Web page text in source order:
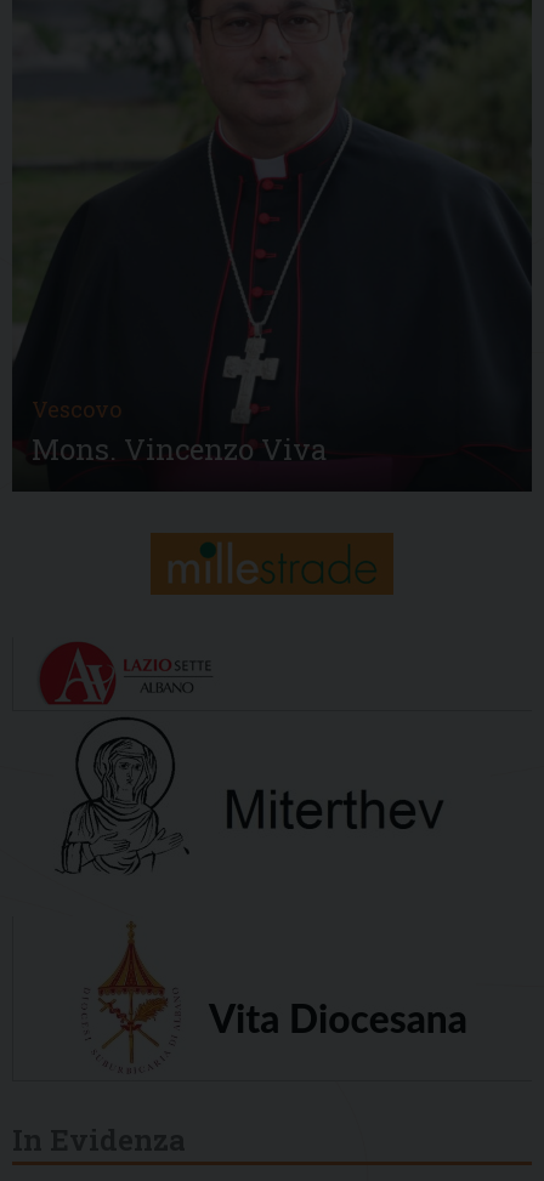
Vescovo
Mons. Vincenzo Viva